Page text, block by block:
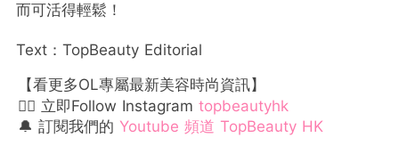
而可活得輕鬆！
Text：TopBeauty Editorial
【看更多OL專屬最新美容時尚資訊】
👉🏻 立即Follow Instagram topbeautyhk
🔔 訂閱我們的 Youtube 頻道 TopBeauty HK